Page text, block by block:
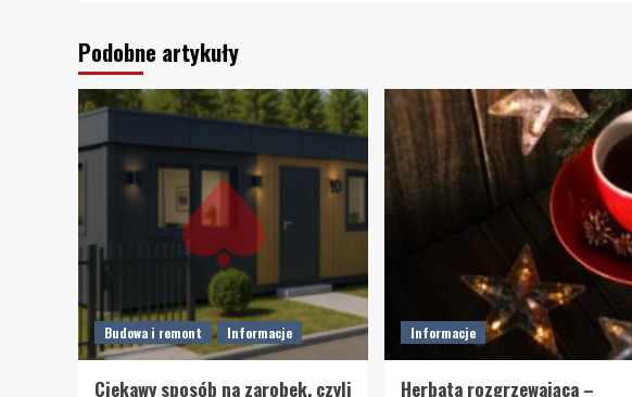
Podobne artykuły
Budowa i remont Informacje
Ciekawy sposób na zarobek, czyli
Informacje
Herbata rozgrzewająca –